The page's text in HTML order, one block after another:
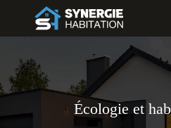
Écologie et